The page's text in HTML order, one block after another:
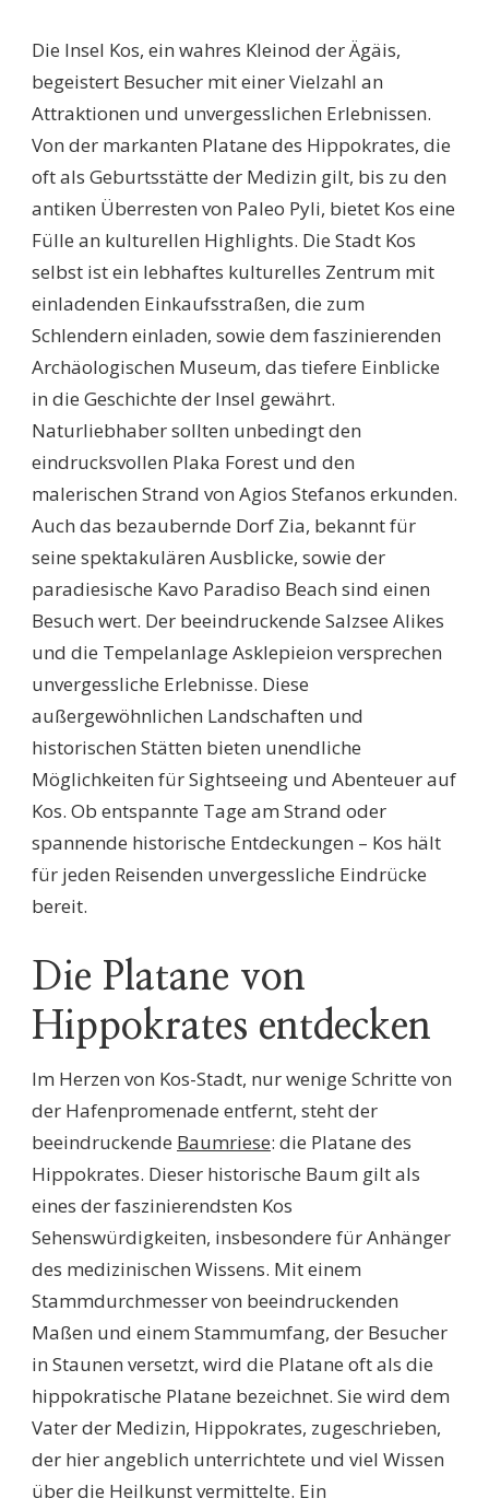
UNVERGESSLICHE
HIGHLIGHTS
DER
INSEL
Die Insel Kos, ein wahres Kleinod der Ägäis,
begeistert Besucher mit einer Vielzahl an
Attraktionen und unvergesslichen Erlebnissen.
Von der markanten Platane des Hippokrates, die
oft als Geburtsstätte der Medizin gilt, bis zu den
antiken Überresten von Paleo Pyli, bietet Kos eine
Fülle an kulturellen Highlights. Die Stadt Kos
selbst ist ein lebhaftes kulturelles Zentrum mit
einladenden Einkaufsstraßen, die zum
Schlendern einladen, sowie dem faszinierenden
Archäologischen Museum, das tiefere Einblicke
in die Geschichte der Insel gewährt.
Naturliebhaber sollten unbedingt den
eindrucksvollen Plaka Forest und den
malerischen Strand von Agios Stefanos erkunden.
Auch das bezaubernde Dorf Zia, bekannt für
seine spektakulären Ausblicke, sowie der
paradiesische Kavo Paradiso Beach sind einen
Besuch wert. Der beeindruckende Salzsee Alikes
und die Tempelanlage Asklepieion versprechen
unvergessliche Erlebnisse. Diese
außergewöhnlichen Landschaften und
historischen Stätten bieten unendliche
Möglichkeiten für Sightseeing und Abenteuer auf
Kos. Ob entspannte Tage am Strand oder
spannende historische Entdeckungen – Kos hält
für jeden Reisenden unvergessliche Eindrücke
bereit.
Die Platane von
Hippokrates entdecken
Im Herzen von Kos-Stadt, nur wenige Schritte von
der Hafenpromenade entfernt, steht der
beeindruckende Baumriese: die Platane des
Hippokrates. Dieser historische Baum gilt als
eines der faszinierendsten Kos
Sehenswürdigkeiten, insbesondere für Anhänger
des medizinischen Wissens. Mit einem
Stammdurchmesser von beeindruckenden
Maßen und einem Stammumfang, der Besucher
in Staunen versetzt, wird die Platane oft als die
hippokratische Platane bezeichnet. Sie wird dem
Vater der Medizin, Hippokrates, zugeschrieben,
der hier angeblich unterrichtete und viel Wissen
über die Heilkunst vermittelte. Ein